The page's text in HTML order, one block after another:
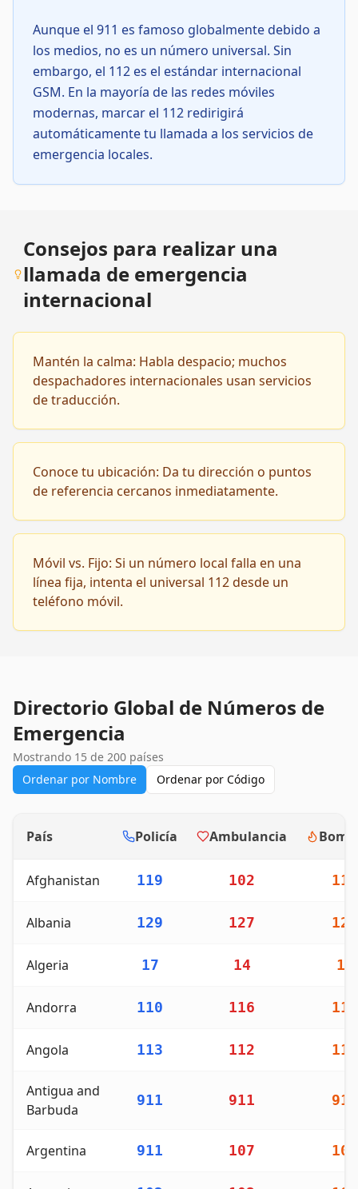
Aunque el 911 es famoso globalmente debido a
los medios, no es un número universal. Sin
embargo, el 112 es el estándar internacional
GSM. En la mayoría de las redes móviles
modernas, marcar el 112 redirigirá
automáticamente tu llamada a los servicios de
emergencia locales.
Consejos para realizar una
llamada de emergencia
internacional
Mantén la calma: Habla despacio; muchos
despachadores internacionales usan servicios
de traducción.
Conoce tu ubicación: Da tu dirección o puntos
de referencia cercanos inmediatamente.
Móvil vs. Fijo: Si un número local falla en una
línea fija, intenta el universal 112 desde un
teléfono móvil.
Directorio Global de Números de
Emergencia
Mostrando 15 de 200 países
Ordenar por Nombre
Ordenar por Código
País Policía Ambulancia
Afghanistan 119 102 119
Albania 129 127 128
Algeria 17 14 14
Andorra 110 116 118
Angola 113 112 115
Antigua and
Barbuda
911 911 911
Argentina 911 107 100